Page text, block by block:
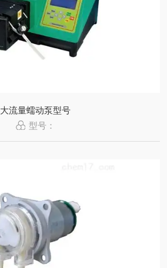
大流量蠕动泵型号
型号：